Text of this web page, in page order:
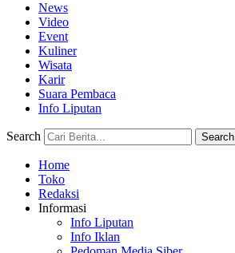
News
Video
Event
Kuliner
Wisata
Karir
Suara Pembaca
Info Liputan
Search Search
Home
Toko
Redaksi
Informasi
Info Liputan
Info Iklan